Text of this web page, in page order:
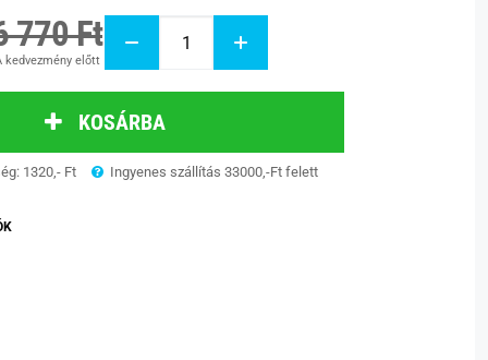
770 Ft
kedvezmény előtt
KOSÁRBA
1320,- Ft Ingyenes szállítás 33000,-Ft felett